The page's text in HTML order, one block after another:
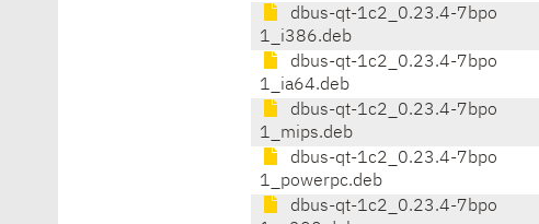
dbus-qt-1c2_0.23.4-7bpo
1_i386.deb
dbus-qt-1c2_0.23.4-7bpo
1_ia64.deb
dbus-qt-1c2_0.23.4-7bpo
1_mips.deb
dbus-qt-1c2_0.23.4-7bpo
1_powerpc.deb
dbus-qt-1c2_0.23.4-7bpo